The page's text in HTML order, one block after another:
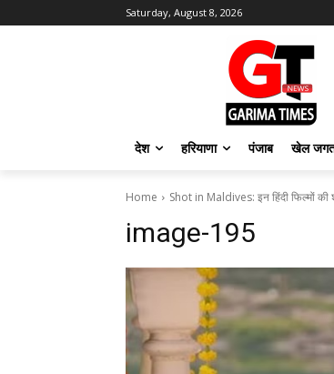
Saturday, August 8, 2026
देश हरियाणा पंजाब खेल
Home Shot in Maldives: इन हिंदी फिल्मों की
image-195